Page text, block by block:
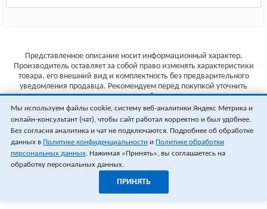
Представленное описание носит информационный характер.
Производитель оставляет за собой право изменять характеристики
товара, его внешний вид и комплектность без предварительного
уведомления продавца. Рекомендуем перед покупкой уточнить
характеристики товара на сайте производителя.
Указанные цены не являются публичной офертой (ст.435 ГК РФ).
Стоимость и наличие товара уточняйте у менеджера.
Мы используем файлы cookie, систему веб-аналитики Яндекс Метрика и
онлайн-консультант (чат), чтобы сайт работал корректно и был удобнее.
Без согласия аналитика и чат не подключаются. Подробнее об обработке
данных в Политике конфиденциальности и Политике обработки
персональных данных. Нажимая «Принять», вы соглашаетесь на
обработку персональных данных.
ПРИНЯТЬ